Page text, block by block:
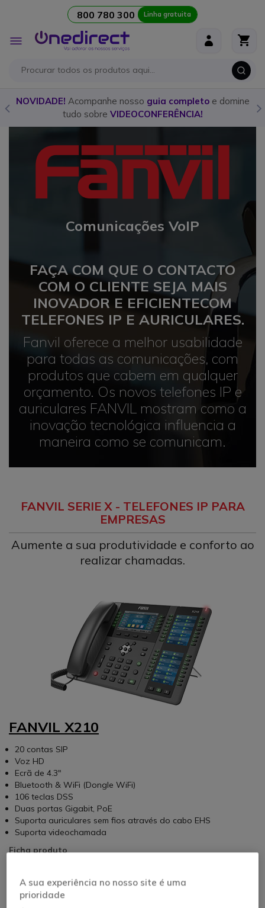
800 780 300 Linha gratuita
Alternar
Nav
nossoguia completoe domine
VIDEOCONFERÊNCIA!
Descubra owalkie talkie
Comunicações VoIP
FAÇA COM QUE O CONTACTO
COM O CLIENTE SEJA MAIS
INOVADOR E EFICIENTECOM
TELEFONES IP E AURICULARES.
Fanvil oferece a melhor usabilidade
para todas as comunicações, com
produtos que cabem em qualquer
orçamento. Os novos telefones IP e
auriculares FANVIL mostram como a
inovação tecnológica influencia a
maneira como se comunicam.
FANVIL SERIE X - TELEFONES IP PARA
EMPRESAS
Aumente a sua produtividade e conforto ao
realizar chamadas.
FANVIL X210
20 contas SIP
Voz HD
Ecrã de 4.3"
Bluetooth & WiFi (Dongle WiFi)
106 teclas DSS
Duas portas Gigabit, PoE
Suporta auriculares sem fios através do cabo EHS
Suporta videochamada
Ficha produto
A sua experiência no nosso site é uma
prioridade